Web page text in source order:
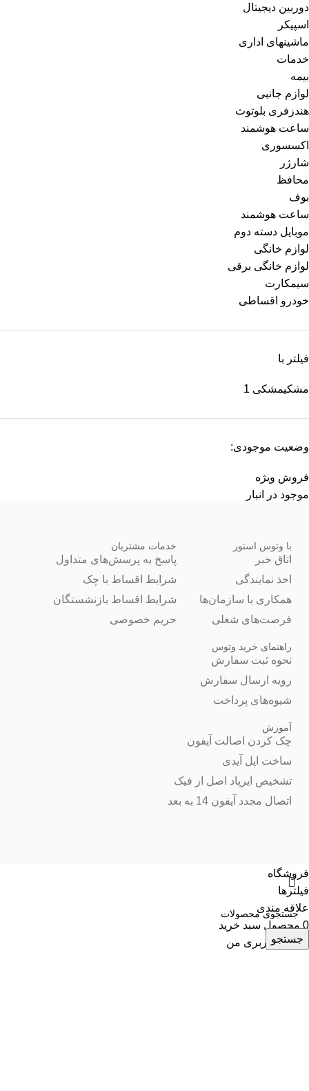
دوربین دیجیتال
اسپیکر
ماشینهای اداری
خدمات
بیمه
لوازم جانبی
هندزفری بلوتوث
ساعت هوشمند
اکسسوری
شارژر
محافظ
بوف
ساعت هوشمند
موبایل دسته دوم
لوازم خانگی
لوازم خانگی برقی
سیمکارت
خودرو اقساطی
فیلتر با
مشکیمشکی 1
وضعیت موجودی:
فروش ویژه
موجود در انبار
با وتوس استور
اتاق خبر
اخذ نمایندگی
همکاری با سازمان‌ها
فرصت‌های شغلی
خدمات مشتریان
پاسخ به پرسش‌های متداول
شرایط اقساط با چک
شرایط اقساط بازنشستگان
حریم خصوصی
راهنمای خرید وتوس
نحوه ثبت سفارش
رویه ارسال سفارش
شیوه‌های پرداخت
آموزش
چک کردن اصالت آیفون
ساخت اپل آیدی
تشخیص ایرپاد اصل از فیک
اتصال مجدد آیفون 14 به بعد
جستجو
فروشگاه
فیلترها
علاقه مندی
0 محصول سبد خرید
حساب کاربری من